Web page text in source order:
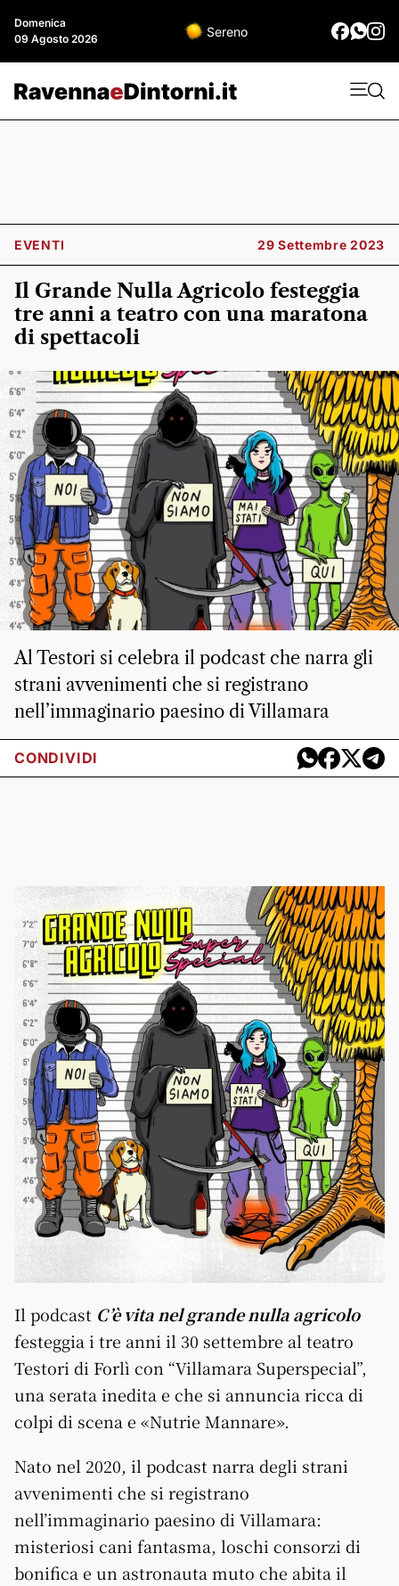
Domenica
09 Agosto 2026
Sereno
EVENTI 29 Settembre 2023
Il Grande Nulla Agricolo festeggia
tre anni a teatro con una maratona
di spettacoli
Al Testori si celebra il podcast che narra gli
strani avvenimenti che si registrano
nell’immaginario paesino di Villamara
CONDIVIDI
Il podcast C’è vita nel grande nulla agricolo
festeggia i tre anni il 30 settembre al teatro
Testori di Forlì con “Villamara Superspecial”,
una serata inedita e che si annuncia ricca di
colpi di scena e «Nutrie Mannare».
Nato nel 2020, il podcast narra degli strani
avvenimenti che si registrano
nell’immaginario paesino di Villamara:
misteriosi cani fantasma, loschi consorzi di
bonifica e un astronauta muto che abita il